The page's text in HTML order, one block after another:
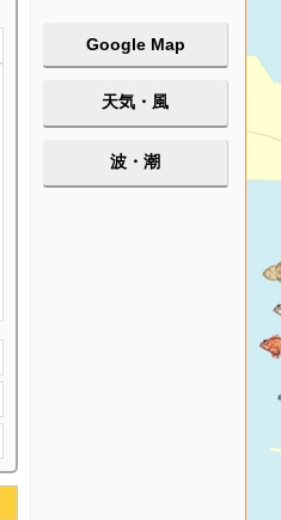
Google Map
天気・風
波・潮